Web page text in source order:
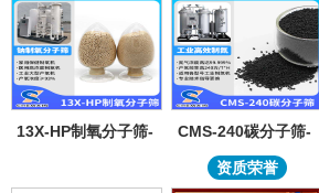
气气体吸水干燥颗粒-
溶剂试剂深度除水分
子筛吸附球
吸附纯化-溶剂深度除
水-混合气吸附分离
13X-HP制氧分子筛-
筛95氧浓度-制氧钠分
CMS-240碳分子筛-
工业制氮机吸附剂炭
分子筛-99.999%浓度
资质荣誉